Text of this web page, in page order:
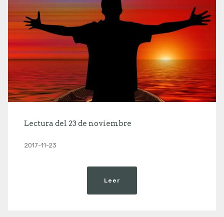
Lectura del 23 de noviembre
2017-11-23
Leer